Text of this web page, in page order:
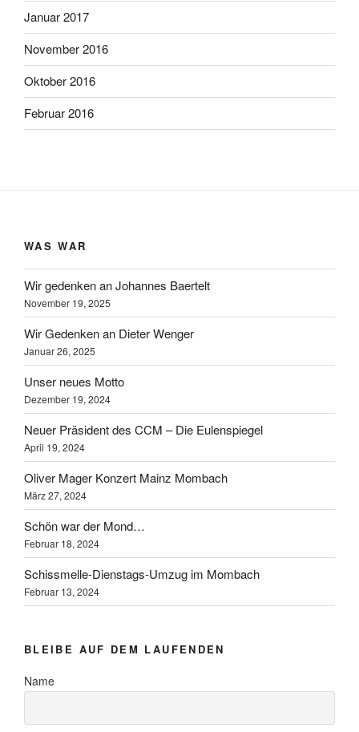
Januar 2017
November 2016
Oktober 2016
Februar 2016
WAS WAR
Wir gedenken an Johannes Baertelt
November 19, 2025
Wir Gedenken an Dieter Wenger
Januar 26, 2025
Unser neues Motto
Dezember 19, 2024
Neuer Präsident des CCM – Die Eulenspiegel
April 19, 2024
Oliver Mager Konzert Mainz Mombach
März 27, 2024
Schön war der Mond…
Februar 18, 2024
Schissmelle-Dienstags-Umzug im Mombach
Februar 13, 2024
BLEIBE AUF DEM LAUFENDEN
Name